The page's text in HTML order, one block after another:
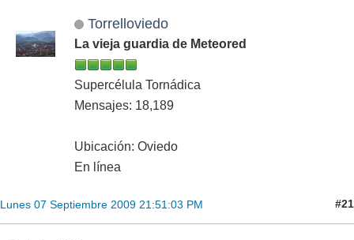
Torrelloviedo
La vieja guardia de Meteored
Supercélula Tornádica
Mensajes: 18,189
Ubicación: Oviedo
En línea
Lunes 07 Septiembre 2009 21:51:03 PM #21